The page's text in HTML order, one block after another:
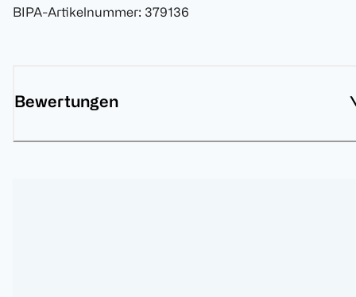
BIPA-Artikelnummer: 379136
Bewertungen